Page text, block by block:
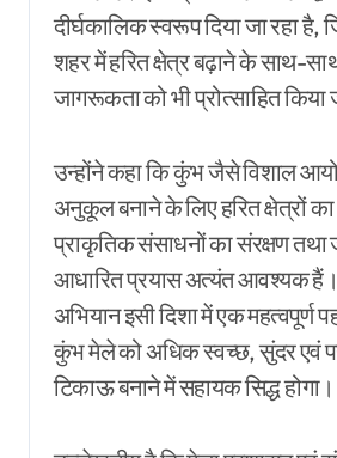
दीर्घकालिक स्वरूप दिया जा रहा है,
शहर में हरित क्षेत्र बढ़ाने के साथ-
जागरूकता को भी प्रोत्साहित किया
उन्होंने कहा कि कुंभ जैसे विशाल
अनुकूल बनाने के लिए हरित क्षेत्रों का
प्राकृतिक संसाधनों का संरक्षण तथा
आधारित प्रयास अत्यंत आवश्यक हैं।
अभियान इसी दिशा में एक महत्वपूर्ण
कुंभ मेले को अधिक स्वच्छ, सुंदर एवं
टिकाऊ बनाने में सहायक सिद्ध होगा।